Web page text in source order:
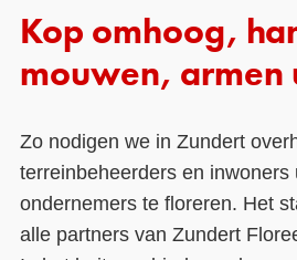
Kop omhoog,
mouwen, armen
Zo nodigen we in Zundert
terreinbeheerders en inwoners
ondernemers te floreren. Het
alle partners van Zundert